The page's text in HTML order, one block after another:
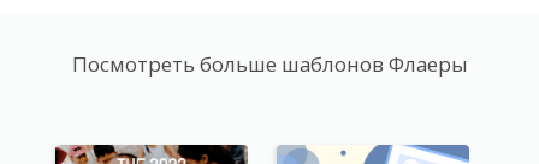
Посмотреть больше шаблонов Флаеры